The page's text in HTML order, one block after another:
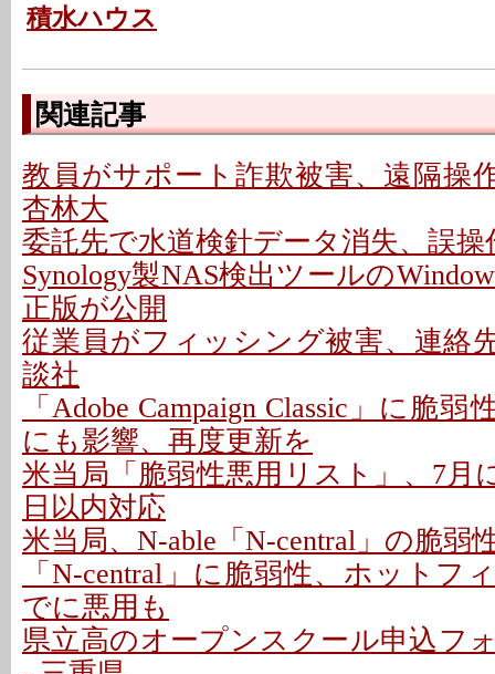
積水ハウス
関連記事
教員がサポート詐欺被害、遠隔操
杏林大
委託先で水道検針データ消失、誤
Synology製NAS検出ツールの
正版が公開
従業員がフィッシング被害、連絡
談社
「Adobe Campaign Classic」に脆
にも影響、再度更新を
米当局「脆弱性悪用リスト」、7月
日以内対応
米当局、N-able「N-central」の脆弱
「N-central」に脆弱性、ホットフ
でに悪用も
県立高のオープンスクール申込フ